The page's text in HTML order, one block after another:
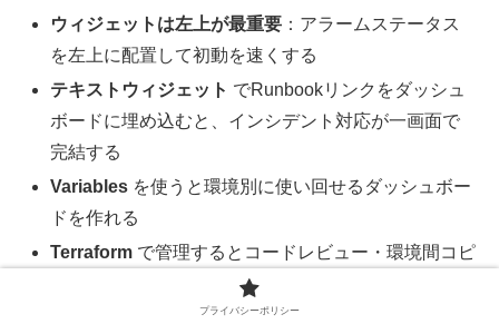
ウィジェットは左上が最重要 ：アラームステータス
を左上に配置して初動を速くする
テキストウィジェット でRunbookリンクをダッシュ
ボードに埋め込むと、インシデント対応が一画面で
完結する
Variables を使うと環境別に使い回せるダッシュボー
ドを作れる
Terraform で管理するとコードレビュー・環境間コピ
プライバシーポリシー